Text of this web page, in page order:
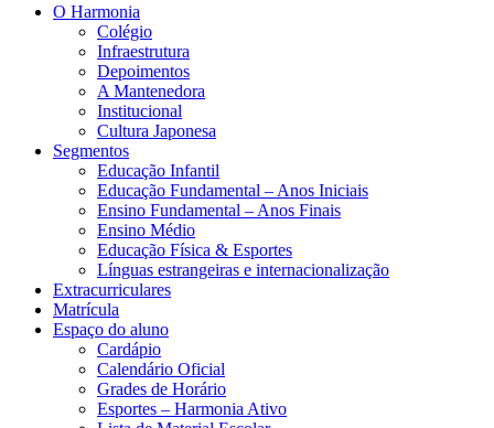
O Harmonia
Colégio
Infraestrutura
Depoimentos
A Mantenedora
Institucional
Cultura Japonesa
Segmentos
Educação Infantil
Educação Fundamental – Anos Iniciais
Ensino Fundamental – Anos Finais
Ensino Médio
Educação Física & Esportes
Línguas estrangeiras e internacionalização
Extracurriculares
Matrícula
Espaço do aluno
Cardápio
Calendário Oficial
Grades de Horário
Esportes – Harmonia Ativo